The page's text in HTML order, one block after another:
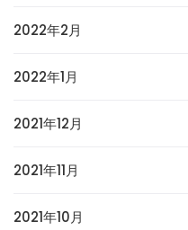
2022年2月
2022年1月
2021年12月
2021年11月
2021年10月